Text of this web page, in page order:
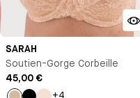
SARAH
Soutien-Gorge Corbeille
45,00 €
+4